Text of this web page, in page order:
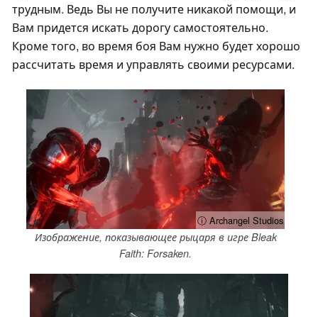
трудным. Ведь Вы не получите никакой помощи, и
Вам придется искать дорогу самостоятельно.
Кроме того, во время боя Вам нужно будет хорошо
рассчитать время и управлять своими ресурсами.
ⓘ Archangel Studios
Изображение, показывающее рыцаря в игре Bleak
Faith: Forsaken.